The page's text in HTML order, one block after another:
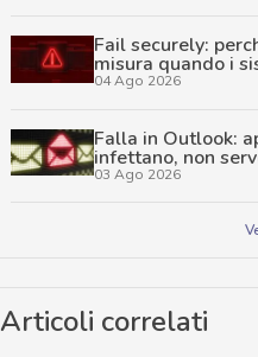
Fail securely:
misura quando i
04 Ago 2026
Falla in Outlook:
infettano, non
03 Ago 2026
Articoli correlati